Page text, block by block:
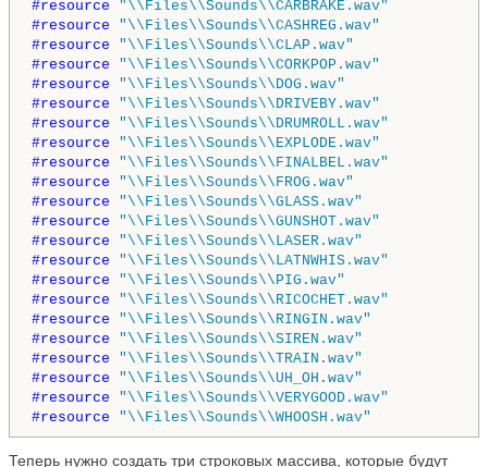
#resource "\\Files\\Sounds\\CARBRAKE.wav"
#resource "\\Files\\Sounds\\CASHREG.wav"
#resource "\\Files\\Sounds\\CLAP.wav"
#resource "\\Files\\Sounds\\CORKPOP.wav"
#resource "\\Files\\Sounds\\DOG.wav"
#resource "\\Files\\Sounds\\DRIVEBY.wav"
#resource "\\Files\\Sounds\\DRUMROLL.wav"
#resource "\\Files\\Sounds\\EXPLODE.wav"
#resource "\\Files\\Sounds\\FINALBEL.wav"
#resource "\\Files\\Sounds\\FROG.wav"
#resource "\\Files\\Sounds\\GLASS.wav"
#resource "\\Files\\Sounds\\GUNSHOT.wav"
#resource "\\Files\\Sounds\\LASER.wav"
#resource "\\Files\\Sounds\\LATNWHIS.wav"
#resource "\\Files\\Sounds\\PIG.wav"
#resource "\\Files\\Sounds\\RICOCHET.wav"
#resource "\\Files\\Sounds\\RINGIN.wav"
#resource "\\Files\\Sounds\\SIREN.wav"
#resource "\\Files\\Sounds\\TRAIN.wav"
#resource "\\Files\\Sounds\\UH_OH.wav"
#resource "\\Files\\Sounds\\VERYGOOD.wav"
#resource "\\Files\\Sounds\\WHOOSH.wav"
Теперь нужно создать три строковых массива, которые будут